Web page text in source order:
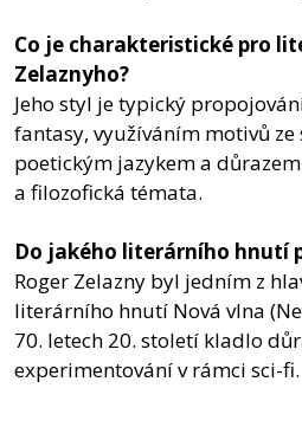
Co je charakteristické pro
Zelaznyho?
Jeho styl je typický
fantasy, využíváním motivů
poetickým jazykem a
a filozofická témata.
Do jakého literárního hnutí
Roger Zelazny byl jedním z
literárního hnutí Nová vlna
70. letech 20. století kladlo
experimentování v rámci sci-fi.